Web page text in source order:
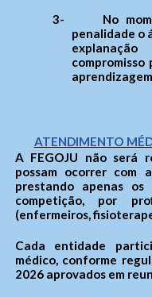
3-
No
penalidade o
ATENDIMENTO
A FEGOJU não será
possam ocorrer com
prestando apenas
competição, por
(enfermeiros,
Cada entidade
médico, conforme
2026 aprovados em